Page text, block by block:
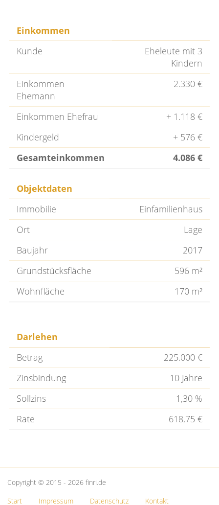
Einkommen
Kunde
Eheleute mit 3
Kindern
Einkommen
Ehemann
2.330 €
Einkommen Ehefrau
+ 1.118 €
Kindergeld
+ 576 €
Gesamteinkommen
4.086 €
Objektdaten
Immobilie
Einfamilienhaus
Ort
Lage
Baujahr
2017
Grundstücksfläche
596 m²
Wohnfläche
170 m²
Darlehen
Betrag
225.000 €
Zinsbindung
10 Jahre
Sollzins
1,30 %
Rate
618,75 €
Copyright © 2015 - 2026 finri.de
Start
Impressum Datenschutz Kontakt